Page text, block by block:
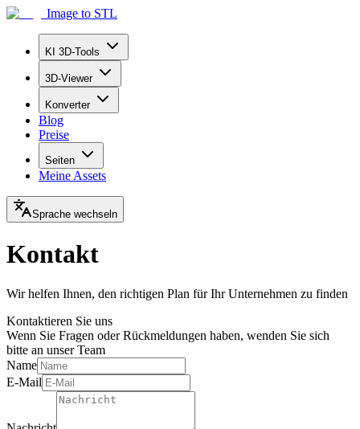
Image to STL
KI 3D-Tools
3D-Viewer
Konverter
Blog
Preise
Seiten
Meine Assets
Sprache wechseln
Kontakt
Wir helfen Ihnen, den richtigen Plan für Ihr Unternehmen zu finden
Kontaktieren Sie uns
Wenn Sie Fragen oder Rückmeldungen haben, wenden Sie sich
bitte an unser Team
Name
E-Mail